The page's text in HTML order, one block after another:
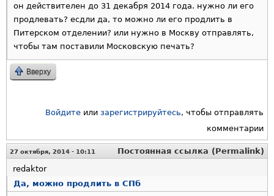
он действителен до 31 декабря 2014 года. нужно ли его
продлевать? есдли да, то можно ли его продлить в
Питерском отделении? или нужно в Москву отправлять,
чтобы там поставили Московскую печать?
Вверху
Войдитеили зарегистрируйтесь, чтобы отправлять
комментарии
27 октября, 2014 - 10:11
Постоянная ссылка (Permalink)
redaktor
Да, можно продлить в СПб